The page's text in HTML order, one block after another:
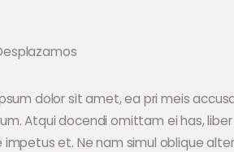
dolor sit amet, ea pri meis
Atqui docendi omittam ei has,
impetus et. Ne nam simul oblique